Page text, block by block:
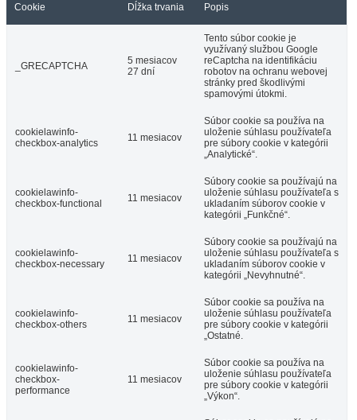
Cookie Dĺžka trvania Popis
_GRECAPTCHA
5 mesiacov
27 dní
Tento súbor cookie je
využívaný službou Google
reCaptcha na identifikáciu
robotov na ochranu webovej
stránky pred škodlivými
spamovými útokmi.
cookielawinfo-
checkbox-analytics
11 mesiacov
Súbor cookie sa používa na
uloženie súhlasu používateľa
pre súbory cookie v kategórii
„Analytické“.
cookielawinfo-
checkbox-functional
11 mesiacov
Súbory cookie sa používajú na
uloženie súhlasu používateľa s
ukladaním súborov cookie v
kategórii „Funkčné“.
cookielawinfo-
checkbox-necessary
11 mesiacov
Súbory cookie sa používajú na
uloženie súhlasu používateľa s
ukladaním súborov cookie v
kategórii „Nevyhnutné“.
cookielawinfo-
checkbox-others
11 mesiacov
Súbor cookie sa používa na
uloženie súhlasu používateľa
pre súbory cookie v kategórii
„Ostatné.
cookielawinfo-
checkbox-
performance
11 mesiacov
Súbor cookie sa používa na
uloženie súhlasu používateľa
pre súbory cookie v kategórii
„Výkon“.